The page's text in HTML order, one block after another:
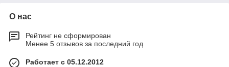
О нас
Рейтинг не сформирован
Менее 5 отзывов за последний год
Работает с 05.12.2012